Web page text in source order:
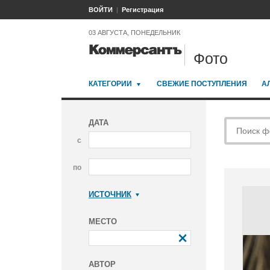
ВОЙТИ Регистрация
03 АВГУСТА, ПОНЕДЕЛЬНИК
Фото
КАТЕГОРИИ СВЕЖИЕ ПОСТУПЛЕНИЯ
ДАТА
с
по
ИСТОЧНИК
МЕСТО
АВТОР